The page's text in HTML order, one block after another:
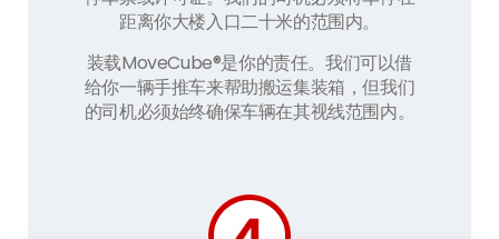
距离你大楼入口二十米的范围内。
装载MoveCube®是你的责任。我们可以借
给你一辆手推车来帮助搬运集装箱，但我们
的司机必须始终确保车辆在其视线范围内。